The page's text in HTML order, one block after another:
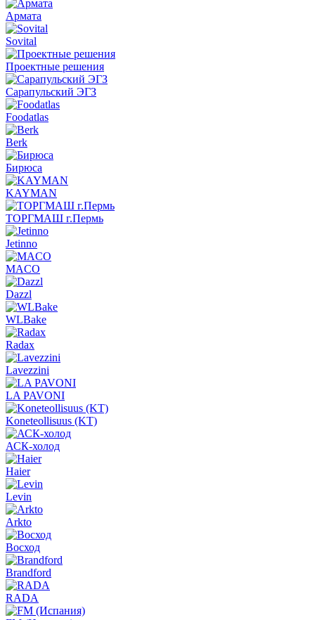
Армата
Sovital
Проектные решения
Сарапульский ЭГЗ
Foodatlas
Berk
Бирюса
KAYMAN
ТОРГМАШ г.Пермь
Jetinno
MACO
Dazzl
WLBake
Radax
Lavezzini
LA PAVONI
Koneteollisuus (KT)
АСК-холод
Haier
Levin
Arkto
Восход
Brandford
RADA